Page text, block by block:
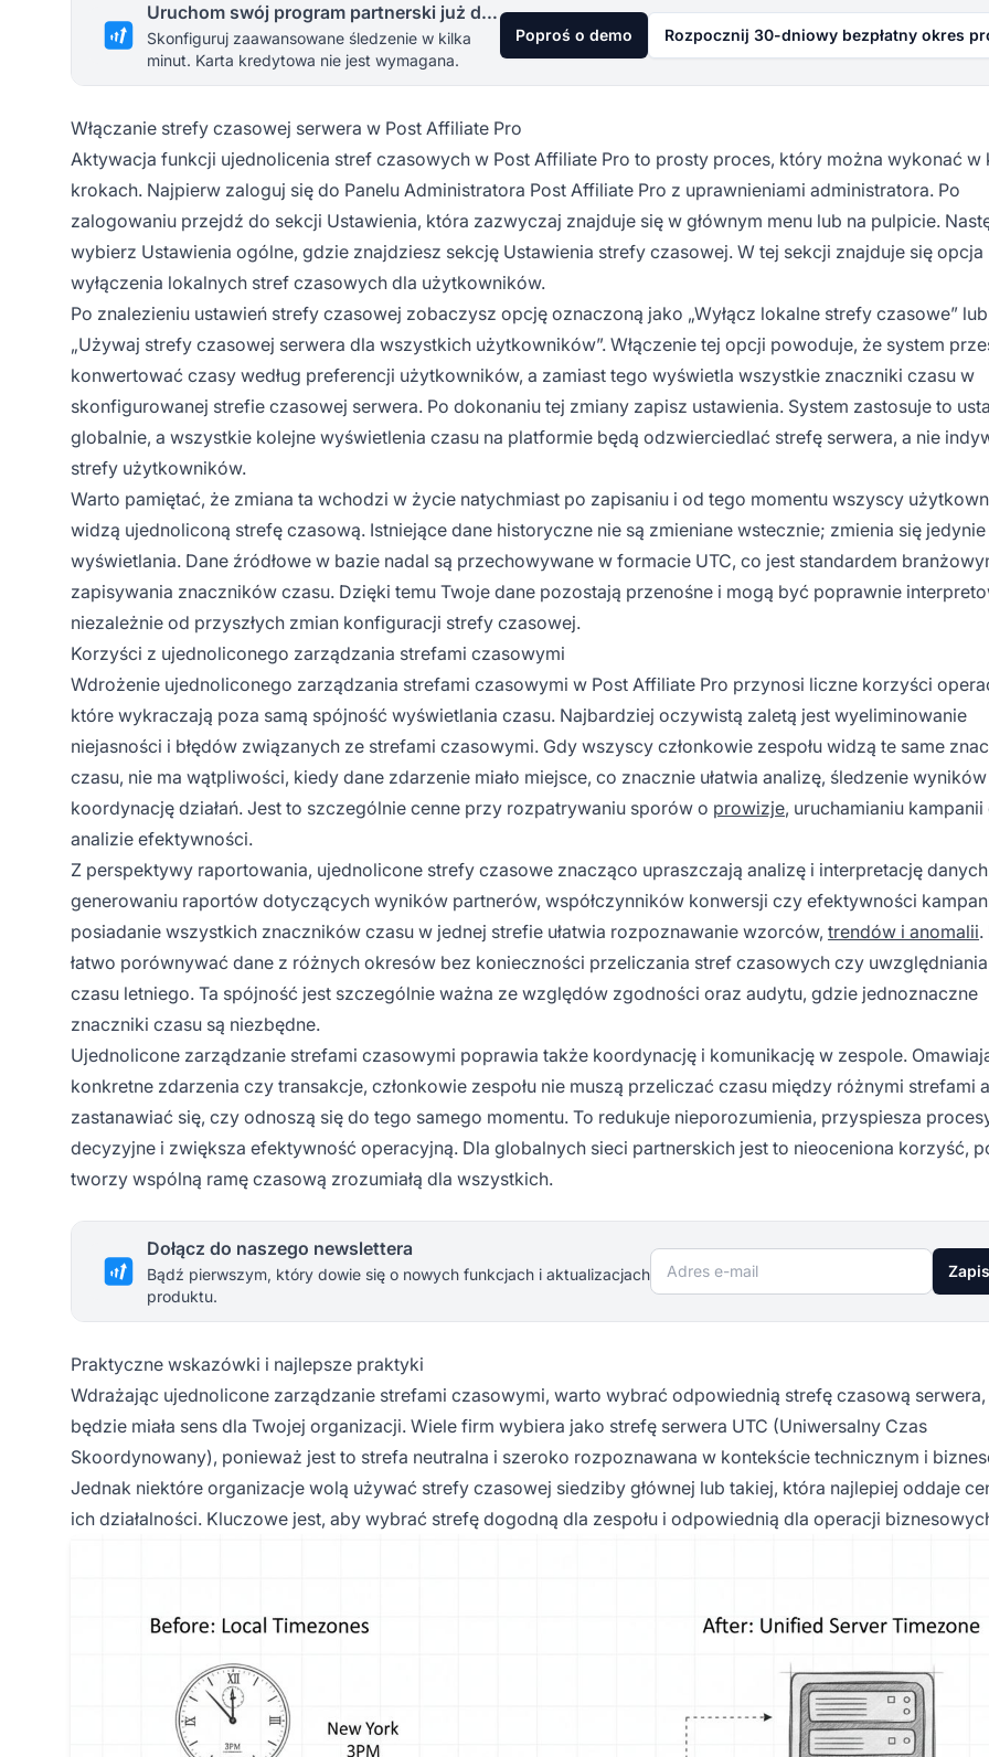
Uruchom swój program partnerski już dziś
Skonfiguruj zaawansowane śledzenie w kilka
minut. Karta kredytowa nie jest wymagana.
Poproś o demo Rozpocznij 30-dniowy bezpłatny okres
Włączanie strefy czasowej serwera w Post Affiliate Pro
Aktywacja funkcji ujednolicenia stref czasowych w Post Affiliate Pro to prosty proces, który można wykonać w
krokach. Najpierw zaloguj się do Panelu Administratora Post Affiliate Pro z uprawnieniami administratora. Po
zalogowaniu przejdź do sekcji Ustawienia, która zazwyczaj znajduje się w głównym menu lub na pulpicie.
wybierz Ustawienia ogólne, gdzie znajdziesz sekcję Ustawienia strefy czasowej. W tej sekcji znajduje się opcja
wyłączenia lokalnych stref czasowych dla użytkowników.
Po znalezieniu ustawień strefy czasowej zobaczysz opcję oznaczoną jako „Wyłącz lokalne strefy czasowe” lub
„Używaj strefy czasowej serwera dla wszystkich użytkowników”. Włączenie tej opcji powoduje, że system
konwertować czasy według preferencji użytkowników, a zamiast tego wyświetla wszystkie znaczniki czasu w
skonfigurowanej strefie czasowej serwera. Po dokonaniu tej zmiany zapisz ustawienia. System zastosuje to
globalnie, a wszystkie kolejne wyświetlenia czasu na platformie będą odzwierciedlać strefę serwera, a nie
strefy użytkowników.
Warto pamiętać, że zmiana ta wchodzi w życie natychmiast po zapisaniu i od tego momentu wszyscy
widzą ujednoliconą strefę czasową. Istniejące dane historyczne nie są zmieniane wstecznie; zmienia się
wyświetlania. Dane źródłowe w bazie nadal są przechowywane w formacie UTC, co jest standardem
zapisywania znaczników czasu. Dzięki temu Twoje dane pozostają przenośne i mogą być poprawnie
niezależnie od przyszłych zmian konfiguracji strefy czasowej.
Korzyści z ujednoliconego zarządzania strefami czasowymi
Wdrożenie ujednoliconego zarządzania strefami czasowymi w Post Affiliate Pro przynosi liczne korzyści
które wykraczają poza samą spójność wyświetlania czasu. Najbardziej oczywistą zaletą jest wyeliminowanie
niejasności i błędów związanych ze strefami czasowymi. Gdy wszyscy członkowie zespołu widzą te same
czasu, nie ma wątpliwości, kiedy dane zdarzenie miało miejsce, co znacznie ułatwia analizę, śledzenie wyników
koordynację działań. Jest to szczególnie cenne przy rozpatrywaniu sporów o prowizje, uruchamianiu
analizie efektywności.
Z perspektywy raportowania, ujednolicone strefy czasowe znacząco upraszczają analizę i interpretację
generowaniu raportów dotyczących wyników partnerów, współczynników konwersji czy efektywności
posiadanie wszystkich znaczników czasu w jednej strefie ułatwia rozpoznawanie wzorców, trendów i anomalii.
łatwo porównywać dane z różnych okresów bez konieczności przeliczania stref czasowych czy
czasu letniego. Ta spójność jest szczególnie ważna ze względów zgodności oraz audytu, gdzie jednoznaczne
znaczniki czasu są niezbędne.
Ujednolicone zarządzanie strefami czasowymi poprawia także koordynację i komunikację w zespole.
konkretne zdarzenia czy transakcje, członkowie zespołu nie muszą przeliczać czasu między różnymi strefami
zastanawiać się, czy odnoszą się do tego samego momentu. To redukuje nieporozumienia, przyspiesza
decyzyjne i zwiększa efektywność operacyjną. Dla globalnych sieci partnerskich jest to nieoceniona korzyść,
tworzy wspólną ramę czasową zrozumiałą dla wszystkich.
Dołącz do naszego newslettera
Bądź pierwszym, który dowie się o nowych funkcjach i aktualizacjach
produktu.
Adres e-mail
Praktyczne wskazówki i najlepsze praktyki
Wdrażając ujednolicone zarządzanie strefami czasowymi, warto wybrać odpowiednią strefę czasową
będzie miała sens dla Twojej organizacji. Wiele firm wybiera jako strefę serwera UTC (Uniwersalny Czas
Skoordynowany), ponieważ jest to strefa neutralna i szeroko rozpoznawana w kontekście technicznym i
Jednak niektóre organizacje wolą używać strefy czasowej siedziby głównej lub takiej, która najlepiej oddaje
ich działalności. Kluczowe jest, aby wybrać strefę dogodną dla zespołu i odpowiednią dla operacji